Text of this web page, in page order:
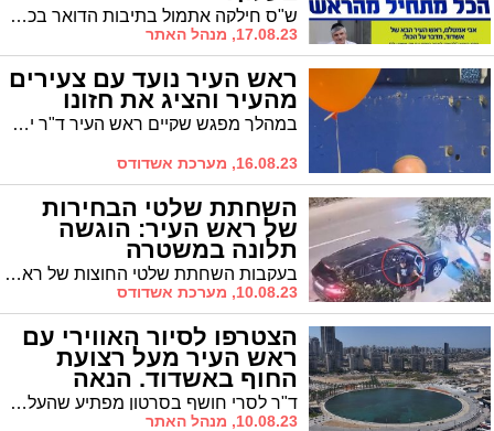
ש"ס חילקה אתמול בתיבות הדואר בכל רחבי העיר את עלוני 'בראש מורם' כשהעילון נחשב ליריית הפתיחה של מטה ש"ס. בעלון מתראיינות דמויות מפתיעות, אך גם אמסלם מפתיע בכך שאינו תוקף חזיתית את לסרי
17.08.23, מנהל האתר
ראש העיר נועד עם צעירים
מהעיר והציג את חזונו
במהלך מפגש שקיים ראש העיר ד"ר יחיאל לסרי וממלא מקומו עו"ד גבי כנפו יחד עם צעירים מאשדוד עלו הנושאים הבוערים על השולחן וגם ניתנו תשובות ברורות בנושאים המרכזיים החשובים לצעירי העיר
16.08.23, מערכת אשדודס
השחתת שלטי הבחירות
של ראש העיר: הוגשה
תלונה במשטרה
בעקבות השחתת שלטי החוצות של ראש העיר ד"ר לסרי הוגשה תלונה ראשונה במשטרה * לסרי: "מבצע אלים ומתוכנן לפרטי פרטים שנועד להשחית את העיר אשדוד"
10.08.23, מערכת אשדודס
הצטרפו לסיור האווירי עם
ראש העיר מעל רצועת
החוף באשדוד. הנאה
מובטחת! (וידאו) ד"ר לסרי חושף בסרטון מפתיע שהעלה אמש על רצועת החוף את פרויקט האגם במרינה שיפתח בעוד מספר שבועות, את השדרוג של חוף הקשתות, את הפארק האקולוגי, את הצבעים של אשדוד מהאוויר ועוד. צילומים יפים שווה צפייה
10.08.23, מנהל האתר